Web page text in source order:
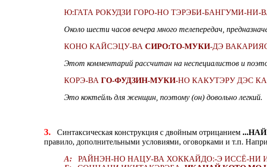
Ю:ГАТА РОКУДЗИ ГОРО-НО ТЭРЭБИ-БАНГУМИ-НИ-
Около шести часов вечера много телепередач,
КОНО КАЙСЭЦУ-ВА СИРО:ТО-МУКИ-ДЭ
Этот комментарий рассчитан на неспециалистов и
КОРЭ-ВА ГО-ФУДЗИН-МУКИ-НО КАКУТЭРУ ДЭС
Это коктейль для женщин, поэтому (он) довольно легкий.
3. Синтаксическая конструкция с двойным отрицанием
правило, дополнительными условиями, оговорками и т.п.
А:
РАЙНЭН-НО НАЦУ-ВА ХОККАЙДО:-Э ИССЁ-НИ